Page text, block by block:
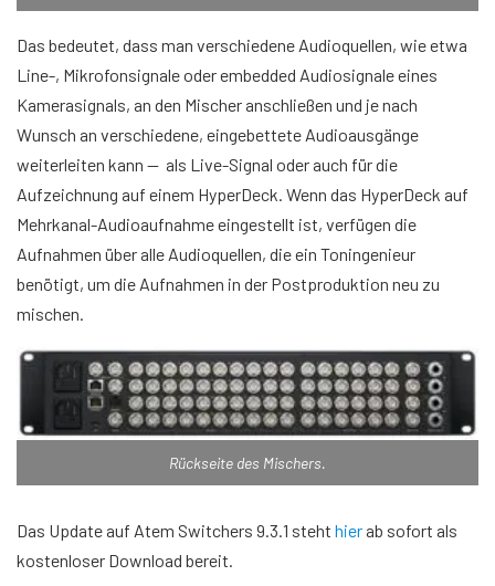
Das bedeutet, dass man verschiedene Audioquellen, wie etwa
Line-, Mikrofonsignale oder embedded Audiosignale eines
Kamerasignals, an den Mischer anschließen und je nach
Wunsch an verschiedene, eingebettete Audioausgänge
weiterleiten kann — als Live-Signal oder auch für die
Aufzeichnung auf einem HyperDeck. Wenn das HyperDeck auf
Mehrkanal-Audioaufnahme eingestellt ist, verfügen die
Aufnahmen über alle Audioquellen, die ein Toningenieur
benötigt, um die Aufnahmen in der Postproduktion neu zu
mischen.
Rückseite des Mischers.
Das Update auf Atem Switchers 9.3.1 steht hier ab sofort als
kostenloser Download bereit.